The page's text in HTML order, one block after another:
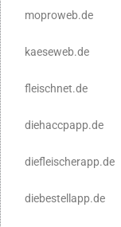
moproweb.de
kaeseweb.de
fleischnet.de
diehaccpapp.de
diefleischerapp.de
diebestellapp.de